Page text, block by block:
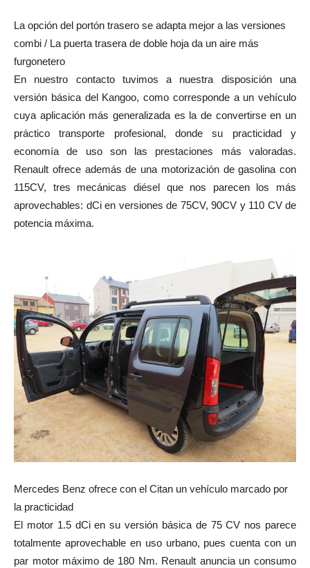
La opción del portón trasero se adapta mejor a las versiones
combi / La puerta trasera de doble hoja da un aire más
furgonetero
En nuestro contacto tuvimos a nuestra disposición una
versión básica del Kangoo, como corresponde a un vehículo
cuya aplicación más generalizada es la de convertirse en un
práctico transporte profesional, donde su practicidad y
economía de uso son las prestaciones más valoradas.
Renault ofrece además de una motorización de gasolina con
115CV, tres mecánicas diésel que nos parecen los más
aprovechables: dCi en versiones de 75CV, 90CV y 110 CV de
potencia máxima.
Mercedes Benz ofrece con el Citan un vehículo marcado por
la practicidad
El motor 1.5 dCi en su versión básica de 75 CV nos parece
totalmente aprovechable en uso urbano, pues cuenta con un
par motor máximo de 180 Nm. Renault anuncia un consumo